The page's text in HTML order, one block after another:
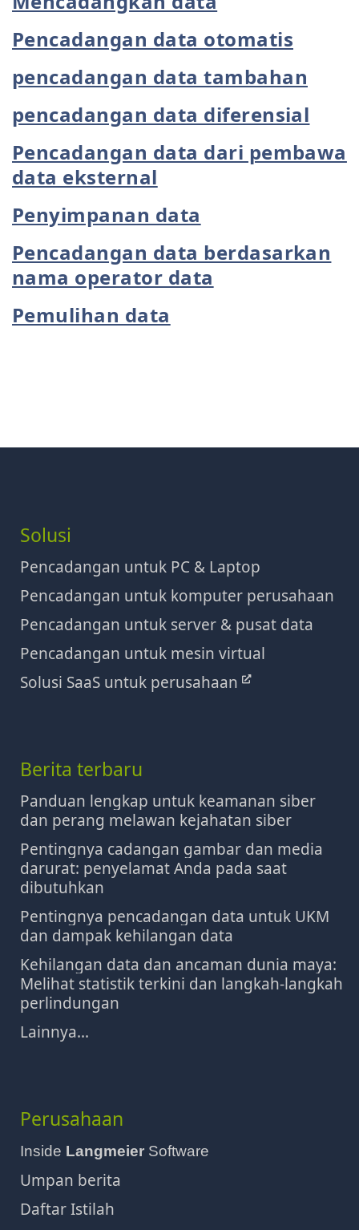
Pencadangan data otomatis
pencadangan data tambahan
pencadangan data diferensial
Pencadangan data dari pembawa
data eksternal
Penyimpanan data
Pencadangan data berdasarkan
nama operator data
Pemulihan data
Solusi
Pencadangan untuk PC & Laptop
Pencadangan untuk komputer perusahaan
Pencadangan untuk server & pusat data
Pencadangan untuk mesin virtual
Solusi SaaS untuk perusahaan
Berita terbaru
Panduan lengkap untuk keamanan siber
dan perang melawan kejahatan siber
Pentingnya cadangan gambar dan media
darurat: penyelamat Anda pada saat
dibutuhkan
Pentingnya pencadangan data untuk UKM
dan dampak kehilangan data
Kehilangan data dan ancaman dunia maya:
Melihat statistik terkini dan langkah-langkah
perlindungan
Lainnya...
Perusahaan
Inside Langmeier Software
Umpan berita
Daftar Istilah